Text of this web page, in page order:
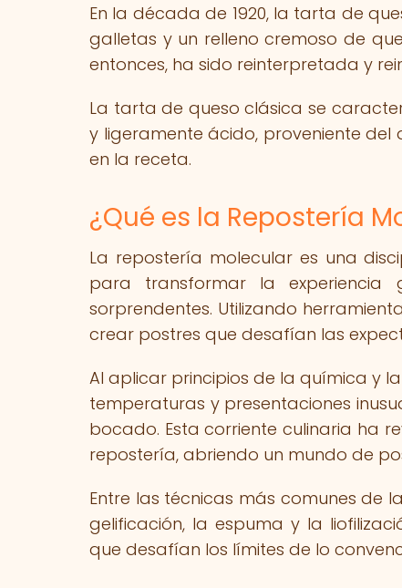
En la década de 1920, la tarta de
galletas y un relleno cremoso de
entonces, ha sido reinterpretada y
La tarta de queso clásica se
y ligeramente ácido, proveniente
en la receta.
¿Qué es la Repostería
La repostería molecular es una
para transformar la experiencia
sorprendentes. Utilizando
crear postres que desafían las
Al aplicar principios de la química y
temperaturas y presentaciones
bocado. Esta corriente culinaria ha
repostería, abriendo un mundo de
Entre las técnicas más comunes de
gelificación, la espuma y la
que desafían los límites de lo